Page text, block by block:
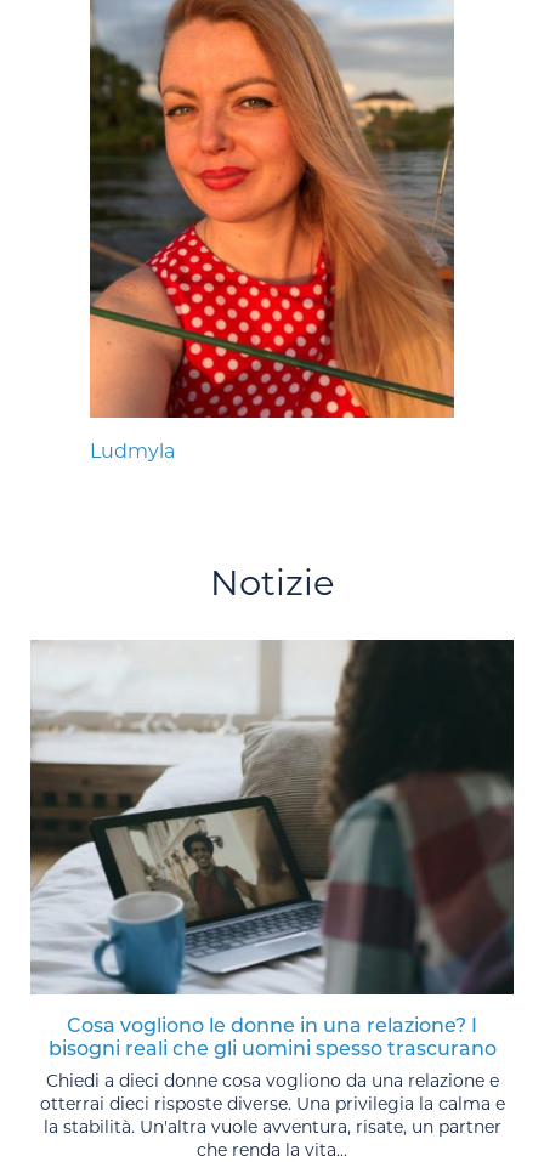
Ludmyla
Notizie
Cosa vogliono le donne in una relazione? I
bisogni reali che gli uomini spesso trascurano
Chiedi a dieci donne cosa vogliono da una relazione e
otterrai dieci risposte diverse. Una privilegia la calma e
la stabilità. Un'altra vuole avventura, risate, un partner
che renda la vita...